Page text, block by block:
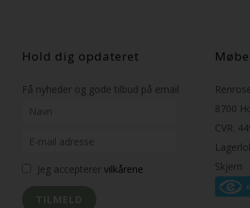
Hold dig opdateret
Få nyheder og gode tilbud på email
Jeg accepterer vilkårene
8700
CVR:
Skjern